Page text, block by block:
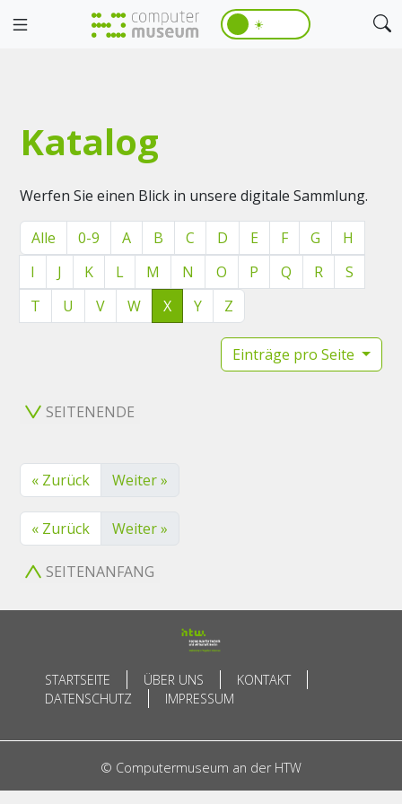
☀️
Katalog
Werfen Sie einen Blick in unsere digitale Sammlung.
Alle 0-9 A B C D E F G
H
I
J K L M N O P Q R
S
T
U V W X Y Z
Einträge pro Seite
SEITENENDE
« Zurück Weiter »
« Zurück Weiter »
SEITENANFANG
STARTSEITE ÜBER UNS
KONTAKT
DATENSCHUTZ
IMPRESSUM
© Computermuseum an der HTW